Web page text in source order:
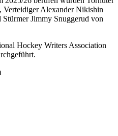
Verteidiger Alexander Nikishin
Jimmy Snuggerud von
Hockey Writers Association